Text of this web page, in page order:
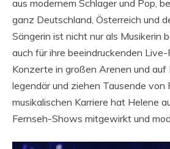
aus modernem Schlager und Pop,
ganz Deutschland, Österreich und
Sängerin ist nicht nur als Musikerin
auch für ihre beeindruckenden
Konzerte in großen Arenen und auf
legendär und ziehen Tausende von
musikalischen Karriere hat Helene
Fernseh-Shows mitgewirkt und